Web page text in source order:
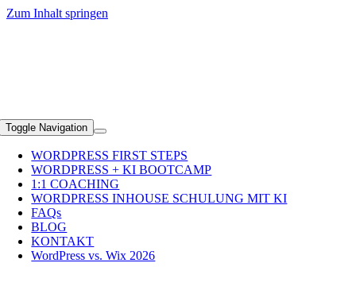
Zum Inhalt springen
+49 (0)89 2351 5690
Toggle Navigation
WORDPRESS FIRST STEPS
WORDPRESS + KI BOOTCAMP
1:1 COACHING
WORDPRESS INHOUSE SCHULUNG MIT KI
FAQs
BLOG
KONTAKT
WordPress vs. Wix 2026